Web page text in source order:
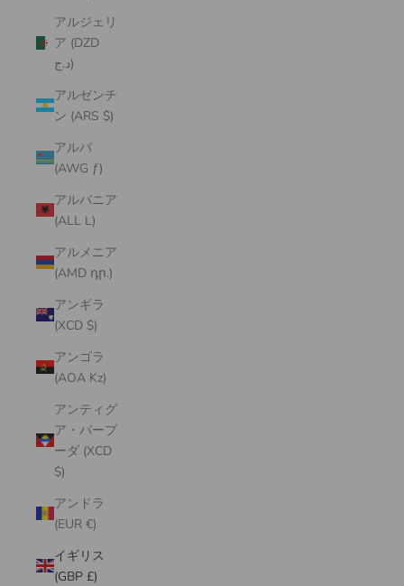
アルジェリ
ア (DZD
د.ج)
アルゼンチ
ン (ARS $)
アルバ
(AWG ƒ)
アルバニア
(ALL L)
アルメニア
(AMD դր.)
アンギラ
(XCD $)
アンゴラ
(AOA Kz)
アンティグ
ア・バーブ
ーダ (XCD
$)
アンドラ
(EUR €)
イギリス
(GBP £)